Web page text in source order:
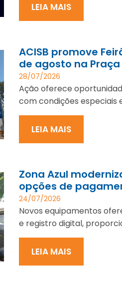
LEIA MAIS
ACISB promove
de agosto na
28/07/2026
Ação oferece
com condições especiais
LEIA MAIS
Zona Azul
opções de
24/07/2026
Novos equipamentos
e registro digital,
LEIA MAIS